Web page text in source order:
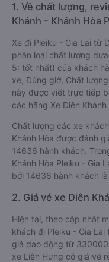
1. Về chất lượng,
Khánh - Khánh Hòa
Xe đi Pleiku - Gia Lai từ
phân loại chất lượng
5: tốt nhất) của khách
xe, Đúng giờ, Chất
này được viết trực tiếp
các hãng Xe Diên
Chất lượng các xe
Khánh Hòa được đánh
14636 hành khách.
Khánh Hòa Pleiku - Gia
bởi 14636 hành khách
2. Giá vé xe Diên
Hiện tại, theo cập nhật
khách đi Pleiku - Gia Lai
giá dao động từ
xe Liên Hưng có giá vé